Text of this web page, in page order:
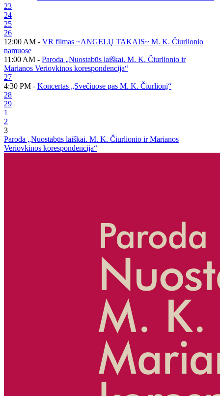
23
24
25
26
12:00 AM - VR filmas ~ANGELŲ TAKAIS~ M. K. Čiurlionio
namuose
11:00 AM - Paroda „Nuostabūs laiškai. M. K. Čiurlionio ir
Marianos Veriovkinos korespondencija“
27
4:30 PM - Koncertas „Svečiuose pas M. K. Čiurlionį“
28
29
1
2
3
Paroda „Nuostabūs laiškai. M. K. Čiurlionio ir Marianos
Veriovkinos korespondencija“